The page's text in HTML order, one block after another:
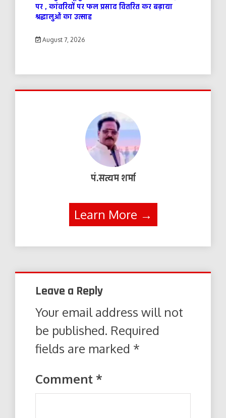
पर , कांवरियों पर फल प्रसाद वितरित कर बढ़ाया
श्रद्धालुओं का उत्साह
August 7, 2026
पं.सत्यम शर्मा
Learn More →
Leave a Reply
Your email address will not
be published. Required
fields are marked *
Comment *